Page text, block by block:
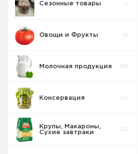
Сезонные товары
Овощи и Фрукты 95
Молочная продукция 368
Консервация 432
Крупы, Макароны,
Сухие завтраки
523